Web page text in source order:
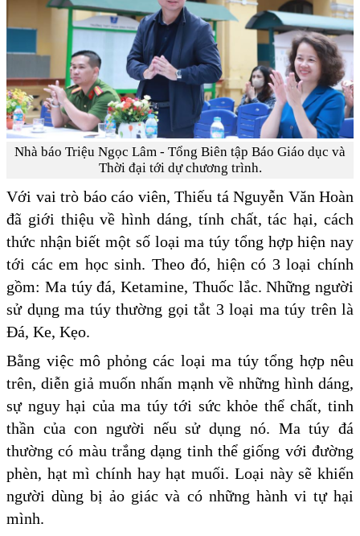
Nhà báo Triệu Ngọc Lâm - Tổng Biên tập Báo Giáo dục và
Thời đại tới dự chương trình.
Với vai trò báo cáo viên, Thiếu tá Nguyễn Văn Hoàn
đã giới thiệu về hình dáng, tính chất, tác hại, cách
thức nhận biết một số loại ma túy tổng hợp hiện nay
tới các em học sinh. Theo đó, hiện có 3 loại chính
gồm: Ma túy đá, Ketamine, Thuốc lắc. Những người
sử dụng ma túy thường gọi tắt 3 loại ma túy trên là
Đá, Ke, Kẹo.
Bằng việc mô phỏng các loại ma túy tổng hợp nêu
trên, diễn giả muốn nhấn mạnh về những hình dáng,
sự nguy hại của ma túy tới sức khỏe thể chất, tinh
thần của con người nếu sử dụng nó. Ma túy đá
thường có màu trắng dạng tinh thể giống với đường
phèn, hạt mì chính hay hạt muối. Loại này sẽ khiến
người dùng bị ảo giác và có những hành vi tự hại
mình.